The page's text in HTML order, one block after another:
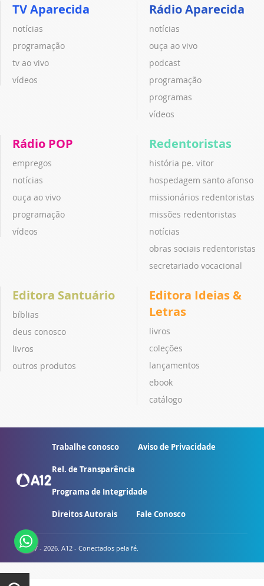
TV Aparecida
notícias
programação
tv ao vivo
vídeos
Rádio Aparecida
notícias
ouça ao vivo
podcast
programação
programas
vídeos
Rádio POP
empregos
notícias
ouça ao vivo
programação
vídeos
Redentoristas
história pe. vitor
hospedagem santo afonso
missionários redentoristas
missões redentoristas
notícias
obras sociais redentoristas
secretariado vocacional
Editora Santuário
bíblias
deus conosco
livros
outros produtos
Editora Ideias &
Letras
livros
coleções
lançamentos
ebook
catálogo
Trabalhe conosco Aviso de Privacidade
Rel. de Transparência
Programa de Integridade
Direitos Autorais Fale Conosco
© 2007 - 2026. A12 - Conectados pela fé.